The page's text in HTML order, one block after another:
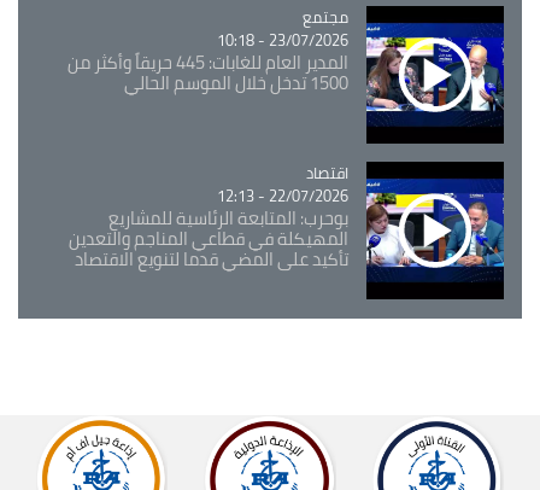
Catégorie
مجتمع
23/07/2026 - 10:18
المدير العام للغابات: 445 حريقاً وأكثر من
1500 تدخل خلال الموسم الحالي
Catégorie
اقتصاد
22/07/2026 - 12:13
بوحرب: المتابعة الرئاسية للمشاريع
المهيكلة في قطاعي المناجم والتعدين
تأكيد على المضي قدما لتنويع الاقتصاد